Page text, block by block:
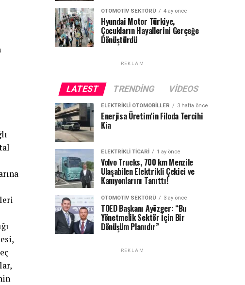
OTOMOTIV SEKTÖRÜ 4 ay önce
Hyundai Motor Türkiye,
Çocukların Hayallerini Gerçeğe
Dönüştürdü
REKLAM
LATEST TRENDING VIDEOS
ELEKTRIKLI OTOMOBILLER 3 hafta önce
Enerjisa Üretim’in Filoda Tercihi
Kia
ELEKTRIKLI TICARI 1 ay önce
Volvo Trucks, 700 km Menzile
Ulaşabilen Elektrikli Çekici ve
Kamyonlarını Tanıttı!
OTOMOTIV SEKTÖRÜ 3 ay önce
TOED Başkanı Ayözger: “Bu
Yönetmelik Sektör İçin Bir
Dönüşüm Planıdır”
REKLAM